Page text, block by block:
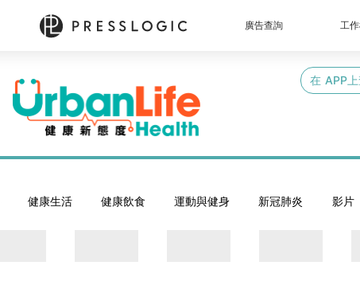
廣告查詢 工
在 APP
健康生活 健康飲食 運動與健身 新冠肺炎 影片